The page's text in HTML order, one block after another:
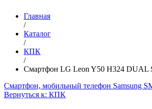
Главная
/
Каталог
/
КПК
/
Смартфон LG Leon Y50 H324 DUAL
Смартфон, мобильный телефон Samsung
Вернуться к: КПК